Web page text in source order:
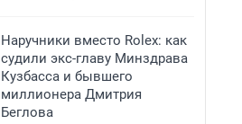
Наручники вместо Rolex: как
судили экс-главу Минздрава
Кузбасса и бывшего
миллионера Дмитрия
Беглова